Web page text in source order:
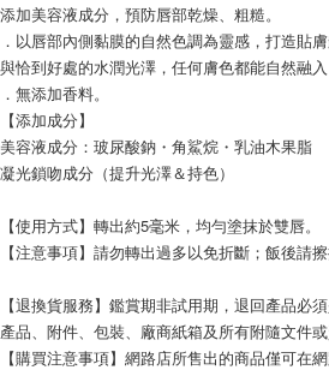
添加美容液成分，預防唇部乾燥、粗糙。
．以唇部內側黏膜的自然色調為靈感，打造貼
與恰到好處的水潤光澤，任何膚色都能自然融入
．無添加香料。
【添加成分】
美容液成分：玻尿酸鈉・角鯊烷・乳油木果脂
凝光鎖吻成分（提升光澤＆持色）
【使用方式】轉出約5毫米，均勻塗抹於雙唇。
【注意事項】請勿轉出過多以免折斷；飯後請擦
【退換貨服務】鑑賞期非試用期，退回產品必
產品、附件、包裝、廠商紙箱及所有附隨文件或
【購買注意事項】網路店所售出的商品僅可在